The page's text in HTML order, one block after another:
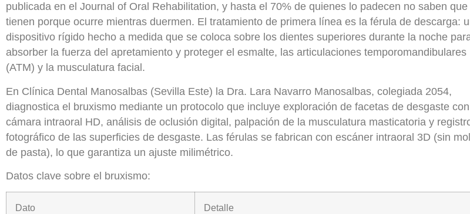
publicada en el Journal of Oral Rehabilitation, y hasta el 70% de quienes lo padecen no saben que
tienen porque ocurre mientras duermen. El tratamiento de primera línea es la férula de descarga:
dispositivo rígido hecho a medida que se coloca sobre los dientes superiores durante la noche
absorber la fuerza del apretamiento y proteger el esmalte, las articulaciones temporomandibulares
(ATM) y la musculatura facial.
En Clínica Dental Manosalbas (Sevilla Este) la Dra. Lara Navarro Manosalbas, colegiada 2054,
diagnostica el bruxismo mediante un protocolo que incluye exploración de facetas de desgaste con
cámara intraoral HD, análisis de oclusión digital, palpación de la musculatura masticatoria y
fotográfico de las superficies de desgaste. Las férulas se fabrican con escáner intraoral 3D (sin
de pasta), lo que garantiza un ajuste milimétrico.
Datos clave sobre el bruxismo:
Dato Detalle